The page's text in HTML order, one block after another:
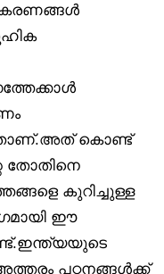
കൊണ്ട്
തോതിനെ
കുറിച്ചുള്ള
ഈ
പഠനങ്ങൾക്ക്